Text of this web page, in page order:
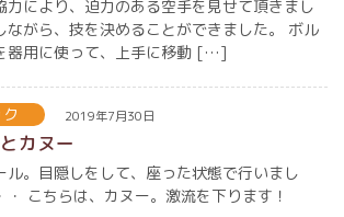
力により、迫力のある空手を見せて頂きまし
ながら、技を決めることができました。 ボル
器用に使って、上手に移動 […]
2019年7月30日
カヌー
ル。目隠しをして、座った状態で行いまし
こちらは、カヌー。激流を下ります！